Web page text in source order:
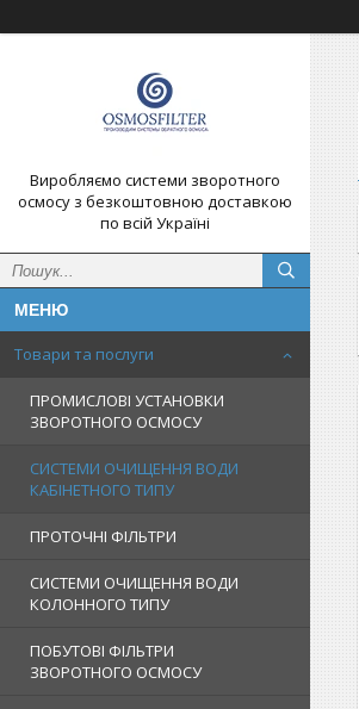
Виробляємо системи зворотного
осмосу з безкоштовною доставкою
по всій Україні
Товари та послуги
ПРОМИСЛОВІ УСТАНОВКИ
ЗВОРОТНОГО ОСМОСУ
СИСТЕМИ ОЧИЩЕННЯ ВОДИ
КАБІНЕТНОГО ТИПУ
ПРОТОЧНІ ФІЛЬТРИ
СИСТЕМИ ОЧИЩЕННЯ ВОДИ
КОЛОННОГО ТИПУ
ПОБУТОВІ ФІЛЬТРИ
ЗВОРОТНОГО ОСМОСУ